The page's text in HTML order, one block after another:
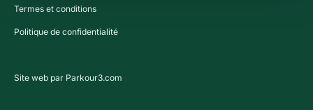
Termes et conditions
Politique de confidentialité
Site web par Parkour3.com